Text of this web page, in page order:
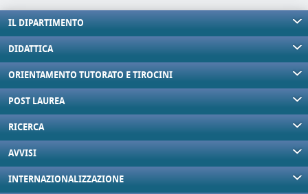
IL DIPARTIMENTO
DIDATTICA
ORIENTAMENTO TUTORATO E TIROCINI
POST LAUREA
RICERCA
AVVISI
INTERNAZIONALIZZAZIONE